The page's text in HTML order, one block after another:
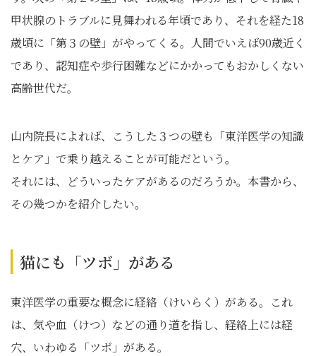
甲状腺のトラブルに見舞われる年頃であり、それを経た18
歳頃に「第３の壁」がやってくる。人間でいえば90歳近く
であり、認知症や歩行困難などにかかってもおかしくない
高齢世代だ。
山内院長によれば、こうした３つの壁も「東洋医学の知識
とケア」で乗り越えることが可能だという。
それには、どういったケアがあるのだろうか。本書から、
その幾つかを紹介したい。
猫にも「ツボ」がある
東洋医学の重要な概念に経絡（けいらく）がある。これ
は、気や血（けつ）などの通り道を指し、経絡上には経
穴、いわゆる「ツボ」がある。